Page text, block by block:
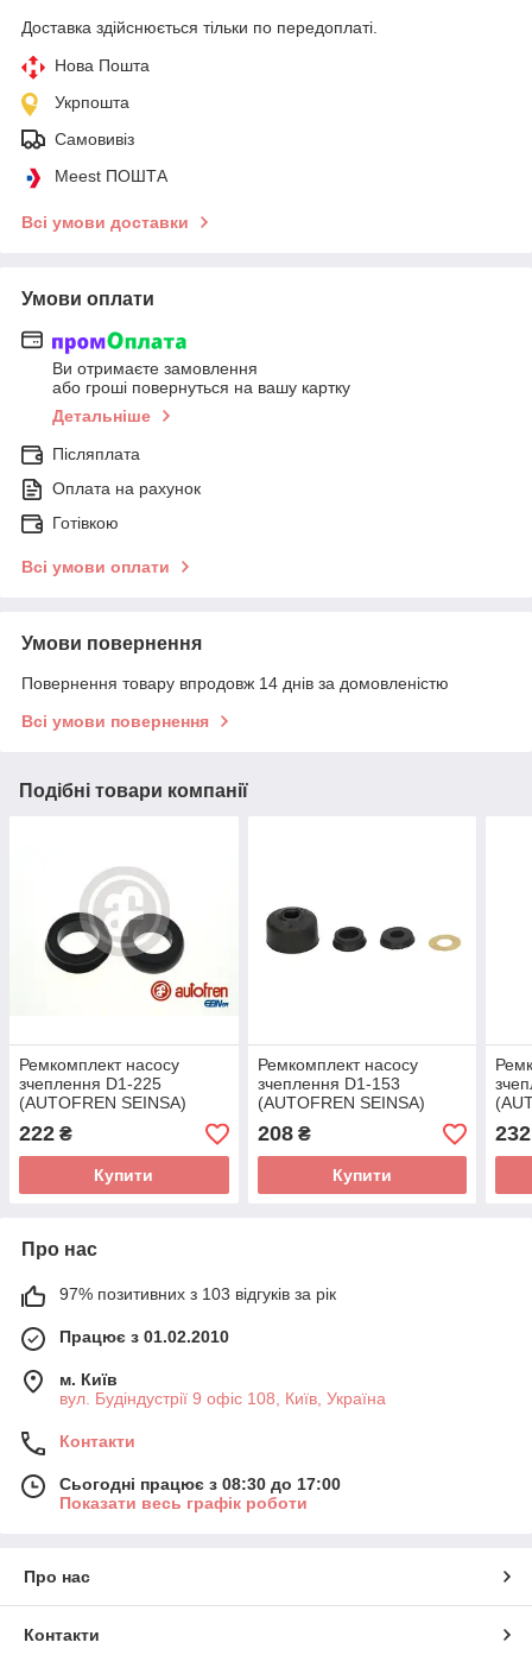
Доставка здійснюється тільки по передоплаті.
Нова Пошта
Укрпошта
Самовивіз
Meest ПОШТА
Всі умови доставки
Умови оплати
Ви отримаєте замовлення
або гроші повернуться на вашу картку
Детальніше
Післяплата
Оплата на рахунок
Готівкою
Всі умови оплати
Умови повернення
Повернення товару впродовж 14 днів за домовленістю
Всі умови повернення
Подібні товари компанії
Ремкомплект насосу
зчеплення D1-225
(AUTOFREN SEINSA)
222 ₴
Купити
Ремкомплект насосу
зчеплення D1-153
(AUTOFREN SEINSA)
208₴
Купити
232
Про нас
97% позитивних з 103 відгуків за рік
Працює з 01.02.2010
м. Київ
вул. Будіндустрії 9 офіс 108, Київ, Україна
Контакти
Сьогодні працює з 08:30 до 17:00
Показати весь графік роботи
Про нас
Контакти